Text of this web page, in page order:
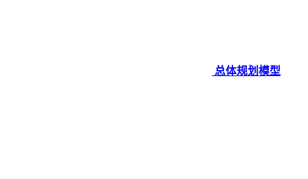
总体规划模型